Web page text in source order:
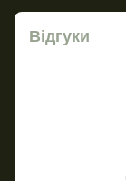
Відгуки